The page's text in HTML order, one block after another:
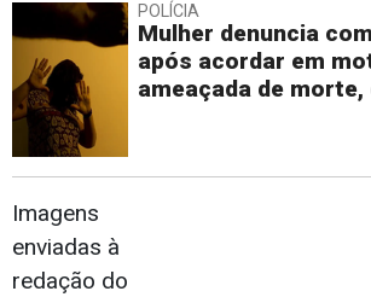
POLÍCIA
Mulher denuncia
após acordar em
ameaçada de morte,
Imagens
enviadas à
redação do